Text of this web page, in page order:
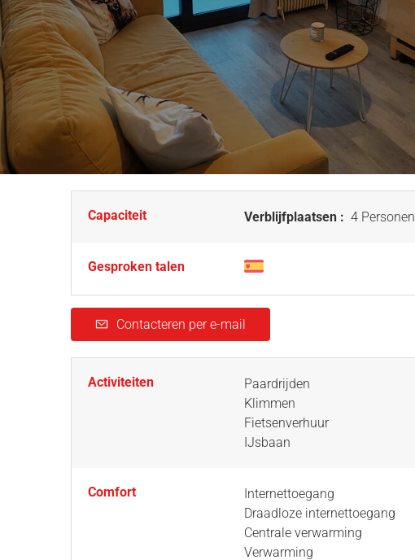
Capaciteit Verblijfplaatsen : 4 Personen
Gesproken talen
Contacteren per e-mail
Activiteiten
Paardrijden
Klimmen
Fietsenverhuur
IJsbaan
Comfort
Internettoegang
Draadloze internettoegang
Centrale verwarming
Verwarming